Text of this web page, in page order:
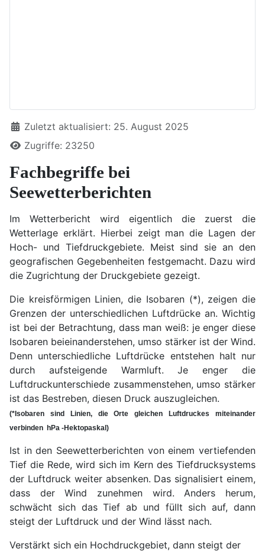
DetailsZuletzt aktualisiert: 25. August 2025
Zugriffe: 23250
Fachbegriffe bei
Seewetterberichten
Im Wetterbericht wird eigentlich die zuerst die
Wetterlage erklärt. Hierbei zeigt man die Lagen der
Hoch- und Tiefdruckgebiete. Meist sind sie an den
geografischen Gegebenheiten festgemacht. Dazu wird
die Zugrichtung der Druckgebiete gezeigt.
Die kreisförmigen Linien, die Isobaren (*), zeigen die
Grenzen der unterschiedlichen Luftdrücke an. Wichtig
ist bei der Betrachtung, dass man weiß: je enger diese
Isobaren beieinanderstehen, umso stärker ist der Wind.
Denn unterschiedliche Luftdrücke entstehen halt nur
durch aufsteigende Warmluft. Je enger die
Luftdruckunterschiede zusammenstehen, umso stärker
ist das Bestreben, diesen Druck auszugleichen.
(*Isobaren sind Linien, die Orte gleichen Luftdruckes miteinander
verbinden hPa -Hektopaskal)
Ist in den Seewetterberichten von einem vertiefenden
Tief die Rede, wird sich im Kern des Tiefdrucksystems
der Luftdruck weiter absenken. Das signalisiert einem,
dass der Wind zunehmen wird. Anders herum,
schwächt sich das Tief ab und füllt sich auf, dann
steigt der Luftdruck und der Wind lässt nach.
Verstärkt sich ein Hochdruckgebiet, dann steigt der